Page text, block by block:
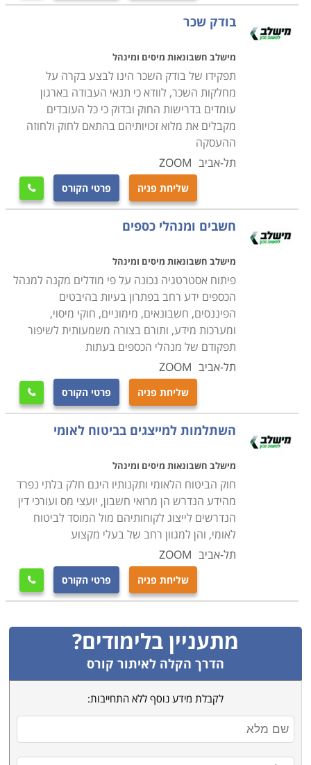
בקטגוריה זו מסגרת שתתאים לצרכיו ולרקע ההשכלתי
שבידיו.
משך הלימודים
היקף לימודי ניהול פיננסי משתנה גם הוא בין מוסד אחד
למשנהו. ישנם מסלולים בני עשרה מפגשים ומטה,
ולעומתם קורסים רחבי היקף, אפילו בני שנת לימוד מלאה,
הכל בהתאם לתכנית ההכשרה המבוקשת. בסיום הלימודים
מעניקים חלק מהמוסדות תעודות הסמכה לעומת מוסדות
שבהם אין תעודת הסמכה ובהם הלימודים מוגדרים מראש
כלימודי העשרה.
הלימודים מיועדים בדרך כלל לבעלי עסקים המעוניינים
לשפר את השכלתם בתחום, או למקד התמחות פיננסית
מסויימת אשר חסרה להם. מטרה זו תקפה גם עבור מנהלי
חברות ציבוריות, מנהלי כספים בארגונים, מנהלי תמחיר,
מנהלי בקרה, מנהלי תפעול, מנהלי מחלקות, מנהלי
לוגיסטיקה, מנהלי שיווק ועוד.
בודק שכר
מישלב חשבונאות מיסים ומינהל
תפקידו של בודק השכר הינו לבצע בקרה על
מחלקות השכר, לוודא כי תנאי העבודה בארגון
עומדים בדרישות החוק ובדוק כי כל העובדים
מקבלים את מלוא זכויותיהם בהתאם לחוק ולחוזה
ההעסקה
תל-אביב ZOOM
שליחת פניה פרטי הקורס 
חשבים ומנהלי כספים
מישלב חשבונאות מיסים ומינהל
פיתוח אסטרטגיה נכונה על פי מודלים מקנה למנהל
הכספים ידע רחב בפתרון בעיות בהיבטים
הפיננסים, חשבונאים, מימוניים, חוקי מיסוי,
ומערכות מידע, ותורם בצורה משמעותית לשיפור
תפקודם של מנהלי הכספים בעתות
תל-אביב ZOOM
שליחת פניה פרטי הקורס 
השתלמות למייצגים בביטוח לאומי
מישלב חשבונאות מיסים ומינהל
חוק הביטוח הלאומי ותקנותיו הינם חלק בלתי נפרד
מהידע הנדרש הן מרואי חשבון, יועצי מס ועורכי דין
הנדרשים לייצוג לקוחותיהם מול המוסד לביטוח
לאומי, והן למגוון רחב של בעלי מקצוע
תל-אביב ZOOM
שליחת פניה פרטי הקורס 
מתעניין בלימודים?
הדרך הקלה לאיתור קורס
לקבלת מידע נוסף ללא התחייבות: